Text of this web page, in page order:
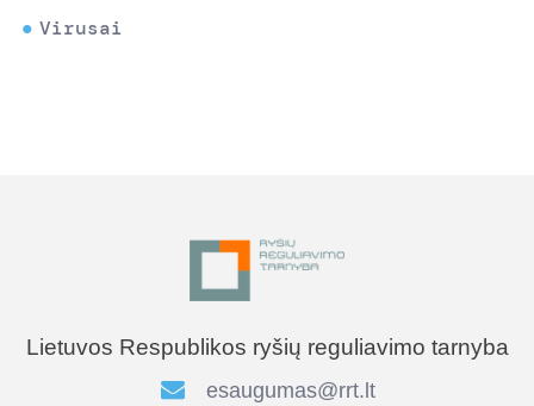
Virusai
Lietuvos Respublikos ryšių reguliavimo tarnyba
esaugumas@rrt.lt